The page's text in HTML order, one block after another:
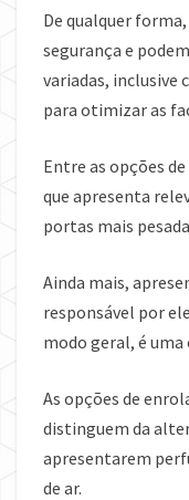
De qualquer
segurança e
variadas, inclusive
para otimizar as
Entre as opções
que apresenta
portas mais
Ainda mais,
responsável por
modo geral, é
As opções de
distinguem da
apresentarem
de ar.